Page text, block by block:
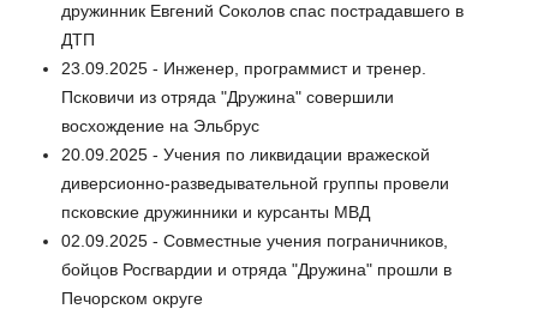
дружинник Евгений Соколов спас пострадавшего в
ДТП
23.09.2025 - Инженер, программист и тренер.
Псковичи из отряда "Дружина" совершили
восхождение на Эльбрус
20.09.2025 - Учения по ликвидации вражеской
диверсионно-разведывательной группы провели
псковские дружинники и курсанты МВД
02.09.2025 - Совместные учения пограничников,
бойцов Росгвардии и отряда "Дружина" прошли в
Печорском округе